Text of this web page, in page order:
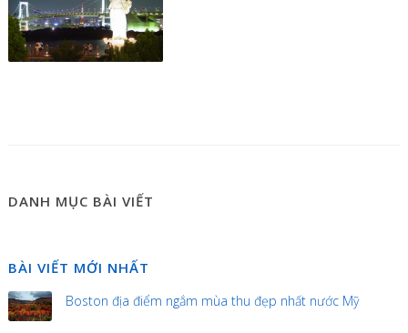
DANH MỤC BÀI VIẾT
BÀI VIẾT MỚI NHẤT
Boston địa điểm ngắm mùa thu đẹp nhất nước Mỹ